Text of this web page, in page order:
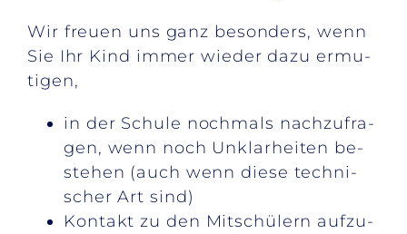
Wir freu­en uns ganz be­son­ders, wenn
Sie Ihr Kind im­mer wie­der dazu er­mu­
ti­gen,
in der Schu­le noch­mals nach­zu­fra­
gen, wenn noch Un­klar­hei­ten be­
stehen (auch wenn die­se tech­ni­
scher Art sind)
Kon­takt zu den Mit­schü­lern auf­zu­